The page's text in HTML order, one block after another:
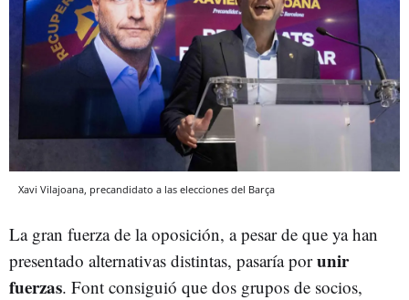
Xavi Vilajoana, precandidato a las elecciones del Barça
La gran fuerza de la oposición, a pesar de que ya han
presentado alternativas distintas, pasaría porunir
fuerzas. Font consiguió que dos grupos de socios,